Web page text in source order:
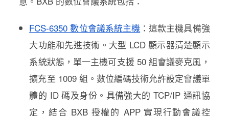
FCS-6350 數位會議系統主機 ：這款主機具備強
大功能和先進技術。大型 LCD 顯示器清楚顯示
系統狀態，單一主機可支援 50 組會議麥克風，
擴充至 1009 組。數位編碼技術允許設定會議單
體的 ID 碼及身份。具備強大的 TCP/IP 通訊協
定，結合 BXB 授權的 APP 實現行動會議控